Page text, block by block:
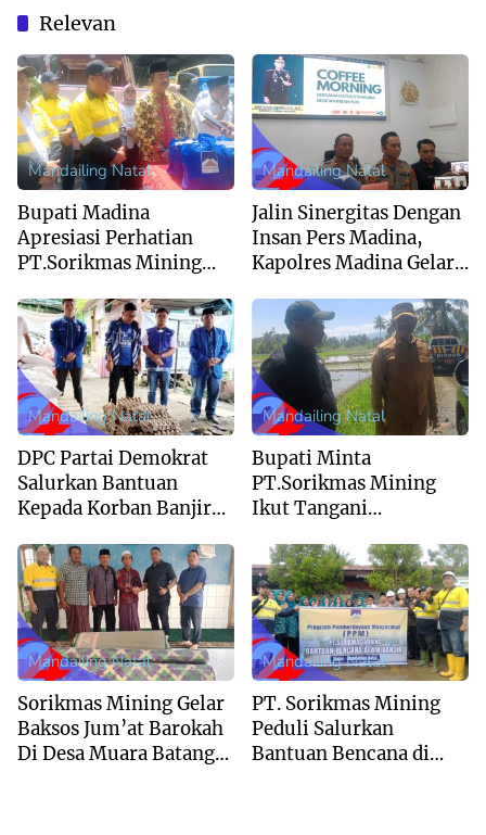
Relevan
Mandailing Natal
Bupati Madina
Apresiasi Perhatian
PT.Sorikmas Mining
Banjir
Mandailing Natal
Jalin Sinergitas Dengan
Insan Pers Madina,
Kapolres Madina Gelar
Mandailing Natal
DPC Partai Demokrat
Salurkan Bantuan
Kepada Korban Banjir
Mandailing Natal
Bupati Minta
PT.Sorikmas Mining
Ikut Tangani
Sibontar, Desa Bonan
Dolok
Mandailing Natal
Sorikmas Mining Gelar
Baksos Jum’at Barokah
Di Desa Muara Batang
Mandailing Natal
PT. Sorikmas Mining
Peduli Salurkan
Bantuan Bencana di